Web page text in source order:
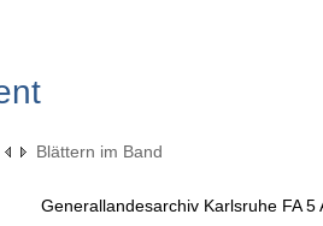
Blättern im Band
Generallandesarchiv Karlsruhe FA